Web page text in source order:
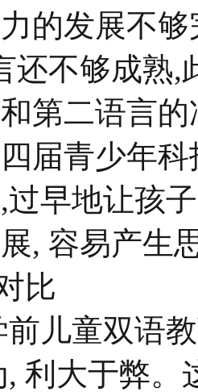
的发展不
还不够成熟,
第二语言
届青少年
早地让孩
, 容易产生
比
儿童双语
利大于弊。